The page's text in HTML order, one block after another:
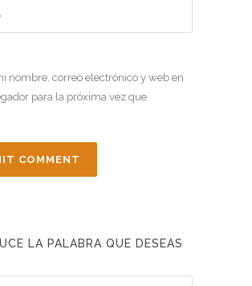
nombre, correo electrónico y web en
para la próxima vez que
LA PALABRA QUE DESEAS